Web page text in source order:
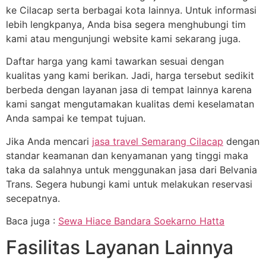
ke Cilacap serta berbagai kota lainnya. Untuk informasi
lebih lengkpanya, Anda bisa segera menghubungi tim
kami atau mengunjungi website kami sekarang juga.
Daftar harga yang kami tawarkan sesuai dengan
kualitas yang kami berikan. Jadi, harga tersebut sedikit
berbeda dengan layanan jasa di tempat lainnya karena
kami sangat mengutamakan kualitas demi keselamatan
Anda sampai ke tempat tujuan.
Jika Anda mencari jasa travel Semarang Cilacap dengan
standar keamanan dan kenyamanan yang tinggi maka
taka da salahnya untuk menggunakan jasa dari Belvania
Trans. Segera hubungi kami untuk melakukan reservasi
secepatnya.
Baca juga : Sewa Hiace Bandara Soekarno Hatta
Fasilitas Layanan Lainnya